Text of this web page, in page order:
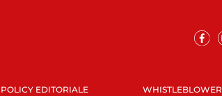
POLICY EDITORIALE WHISTLEBLOWER